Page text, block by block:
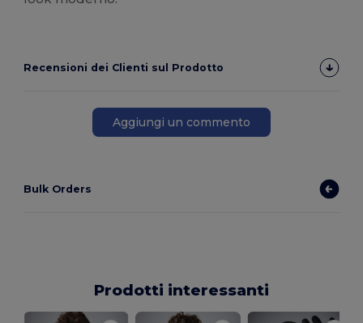
Recensioni dei Clienti sul Prodotto
Aggiungi un commento
Bulk Orders
Prodotti interessanti